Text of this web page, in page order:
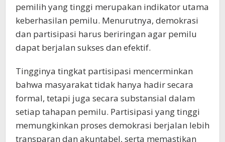
pemilih yang tinggi merupakan indikator utama
keberhasilan pemilu. Menurutnya, demokrasi
dan partisipasi harus beriringan agar pemilu
dapat berjalan sukses dan efektif.
Tingginya tingkat partisipasi mencerminkan
bahwa masyarakat tidak hanya hadir secara
formal, tetapi juga secara substansial dalam
setiap tahapan pemilu. Partisipasi yang tinggi
memungkinkan proses demokrasi berjalan lebih
transparan dan akuntabel, serta memastikan